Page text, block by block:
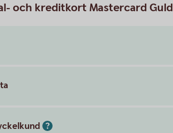
och kreditkort Mastercard Guld